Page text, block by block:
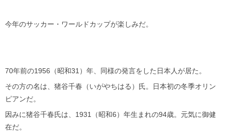
今年のサッカー・ワールドカップが楽しみだ。
70年前の1956（昭和31）年、同様の発言をした日本人が居た。
その方の名は、猪谷千春（いがやちはる）氏。日本初の冬季オリン
ピアンだ。
因みに猪谷千春氏は、1931（昭和6）年生まれの94歳。元気に御健
在だ。